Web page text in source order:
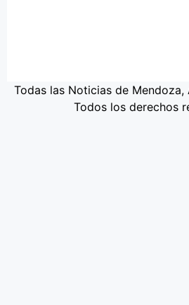
Todas las Noticias de
Todos los derechos